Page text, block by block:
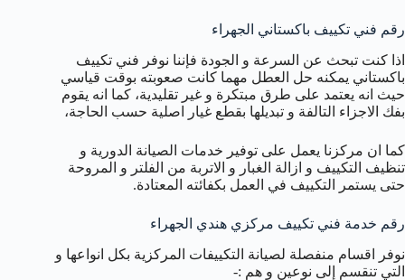
رقم فني تكييف باكستاني الجهراء
اذا كنت تبحث عن السرعة و الجودة فإننا نوفر فني تكييف
باكستاني يمكنه حل العطل مهما كانت صعوبته بوقت قياسي
حيث انه يعتمد على طرق مبتكرة و غير تقليدية، كما انه يقوم
بفك الاجزاء التالفة و تبديلها بقطع غيار اصلية حسب الحاجة،
كما ان مركزنا يعمل على توفير خدمات الصيانة الدورية و
تنظيف التكييف و ازالة الغبار و الاتربة من الفلتر و المروحة
حتى يستمر التكييف في العمل بكفائته المعتادة.
رقم خدمة فني تكييف مركزي هندي الجهراء
نوفر اقسام منفصلة لصيانة التكييفات المركزية بكل انواعها و
التي تنقسم إلى نوعين و هم :-